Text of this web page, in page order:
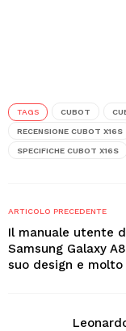
TAGS CUBOT
RECENSIONE CUBOT X16S
SPECIFICHE CUBOT X16S
ARTICOLO PRECEDENTE
Il manuale utente
Samsung Galaxy
suo design e